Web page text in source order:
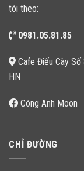
tôi theo:
0981.05.81.85
Cafe Điếu Cày
HN
Công Anh Moon
CHỈ ĐƯỜNG